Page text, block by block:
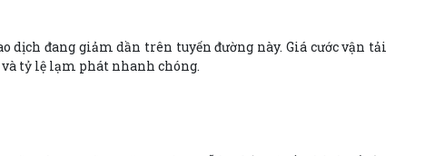
đang giảm dần trên tuyến đường này. Giá cước vận tải
tỷ lệ lạm phát nhanh chóng.